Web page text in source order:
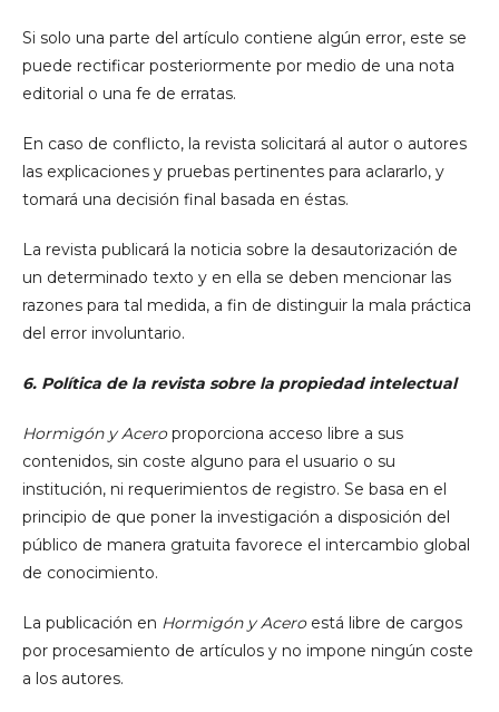
Si solo una parte del artículo contiene algún error, este se
puede rectificar posteriormente por medio de una nota
editorial o una fe de erratas.
En caso de conflicto, la revista solicitará al autor o autores
las explicaciones y pruebas pertinentes para aclararlo, y
tomará una decisión final basada en éstas.
La revista publicará la noticia sobre la desautorización de
un determinado texto y en ella se deben mencionar las
razones para tal medida, a fin de distinguir la mala práctica
del error involuntario.
6. Política de la revista sobre la propiedad intelectual
Hormigón y Aceroproporciona acceso libre a sus
contenidos, sin coste alguno para el usuario o su
institución, ni requerimientos de registro. Se basa en el
principio de que poner la investigación a disposición del
público de manera gratuita favorece el intercambio global
de conocimiento.
La publicación en Hormigón y Aceroestá libre de cargos
por procesamiento de artículos y no impone ningún coste
a los autores.